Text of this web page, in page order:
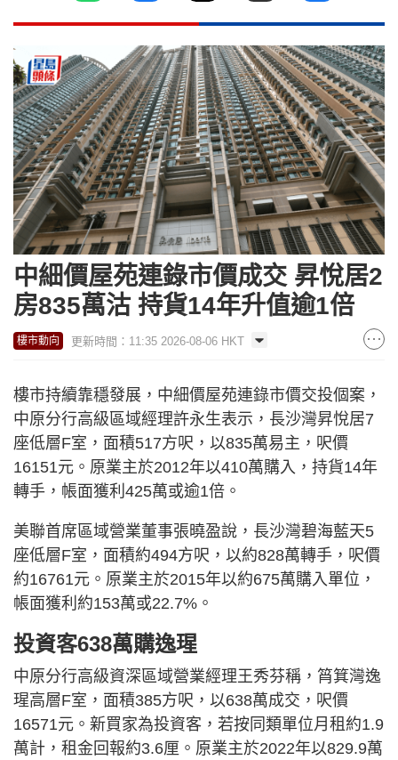
中細價屋苑連錄市價成交 昇悅居2
房835萬沽 持貨14年升值逾1倍
樓市動向 更新時間：11:35 2026-08-06 HKT
樓市持續靠穩發展，中細價屋苑連錄市價交投個案，
中原分行高級區域經理許永生表示，長沙灣昇悅居7
座低層F室，面積517方呎，以835萬易主，呎價
16151元。原業主於2012年以410萬購入，持貨14年
轉手，帳面獲利425萬或逾1倍。
美聯首席區域營業董事張曉盈說，長沙灣碧海藍天5
座低層F室，面積約494方呎，以約828萬轉手，呎價
約16761元。原業主於2015年以約675萬購入單位，
帳面獲利約153萬或22.7%。
投資客638萬購逸瑆
中原分行高級資深區域營業經理王秀芬稱，筲箕灣逸
瑆高層F室，面積385方呎，以638萬成交，呎價
16571元。新買家為投資客，若按同類單位月租約1.9
萬計，租金回報約3.6厘。原業主於2022年以829.9萬